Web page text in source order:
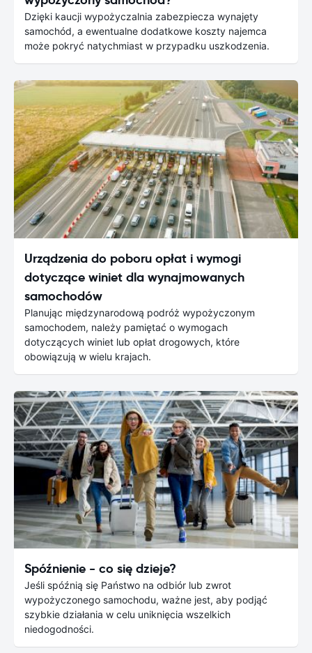
Dzięki kaucji wypożyczalnia zabezpiecza wynajęty
samochód, a ewentualne dodatkowe koszty najemca
może pokryć natychmiast w przypadku uszkodzenia.
Urządzenia do poboru opłat i wymogi
dotyczące winiet dla wynajmowanych
samochodów
Planując międzynarodową podróż wypożyczonym
samochodem, należy pamiętać o wymogach
dotyczących winiet lub opłat drogowych, które
obowiązują w wielu krajach.
Spóźnienie - co się dzieje?
Jeśli spóźnią się Państwo na odbiór lub zwrot
wypożyczonego samochodu, ważne jest, aby podjąć
szybkie działania w celu uniknięcia wszelkich
niedogodności.